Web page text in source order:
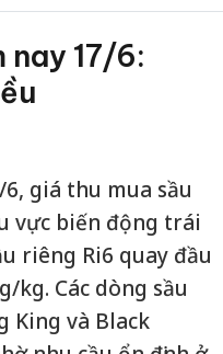
nay 17/6:
giá thu mua sầu
vực biến động trái
riêng Ri6 quay đầu
kg. Các dòng sầu
King và Black